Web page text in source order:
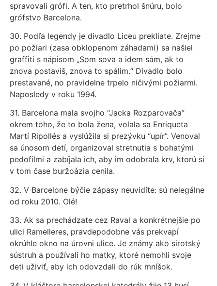
spravovali grófi. A ten, kto pretrhol šnúru, bolo
grófstvo Barcelona.
30. Podľa legendy je divadlo Liceu prekliate. Zrejme
po požiari (zasa obklopenom záhadami) sa našiel
graffiti s nápisom „Som sova a idem sám, ak to
znova postaviš, znova to spálim.“ Divadlo bolo
prestavané, no pravidelne trpelo ničivými požiarmi.
Naposledy v roku 1994.
31. Barcelona mala svojho “Jacka Rozparovača”
okrem toho, že to bola žena, volala sa Enriqueta
Martí Ripollés a vyslúžila si prezývku “upír”. Venoval
sa únosom detí, organizoval stretnutia s bohatými
pedofilmi a zabíjala ich, aby im odobrala krv, ktorú si
v tom čase buržoázia cenila.
32. V Barcelone býčie zápasy neuvidíte: sú nelegálne
od roku 2010. Olé!
33. Ak sa prechádzate cez Raval a konkrétnejšie po
ulici Ramelleres, pravdepodobne vás prekvapí
okrúhle okno na úrovni ulice. Je známy ako sirotský
sústruh a používali ho matky, ktoré nemohli svoje
deti uživiť, aby ich odovzdali do rúk mníšok.